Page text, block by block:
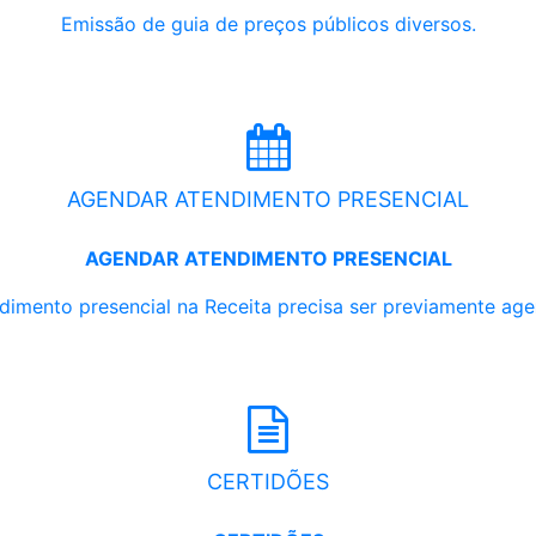
Emissão de guia de preços públicos diversos.
AGENDAR ATENDIMENTO PRESENCIAL
AGENDAR ATENDIMENTO PRESENCIAL
presencial na Receita precisa ser previamente
CERTIDÕES